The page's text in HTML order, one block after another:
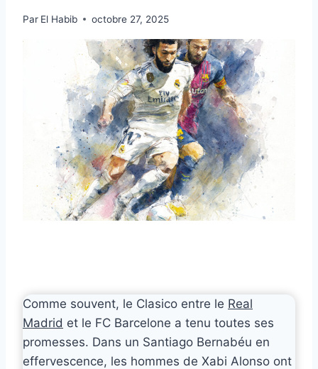
Par El Habib octobre 27, 2025
Comme souvent, le Clasico entre le Real
Madrid et le FC Barcelone a tenu toutes ses
promesses. Dans un Santiago Bernabéu en
effervescence, les hommes de Xabi Alonso ont